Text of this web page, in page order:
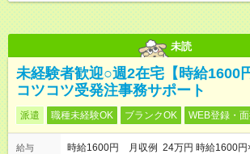
未読
未経験者歓迎○週2在宅【時給1600
コツコツ受発注事務サポート
派遣 職種未経験OK ブランクOK WEB登録・
給与
時給1600円 月収例 24万円 時給1600円